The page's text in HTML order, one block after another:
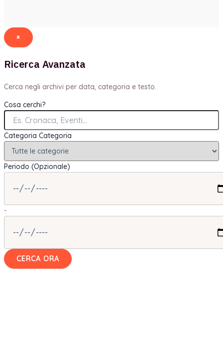
×
Ricerca Avanzata
Cerca negli archivi per data, categoria e testo.
Cosa cerchi?
Categoria Categoria
Periodo (Opzionale)
-
CERCA ORA